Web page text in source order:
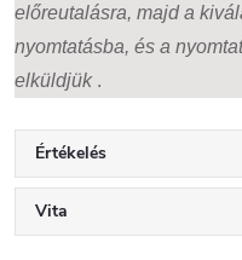
előreutalásra, majd a
nyomtatásba, és a
elküldjük .
Értékelés
Vita